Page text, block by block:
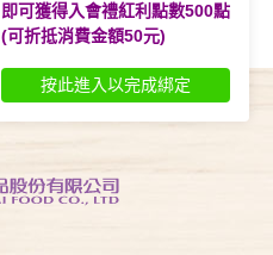
即可獲得入會禮紅利點數500點
(可折抵消費金額50元)
按此進入以完成綁定